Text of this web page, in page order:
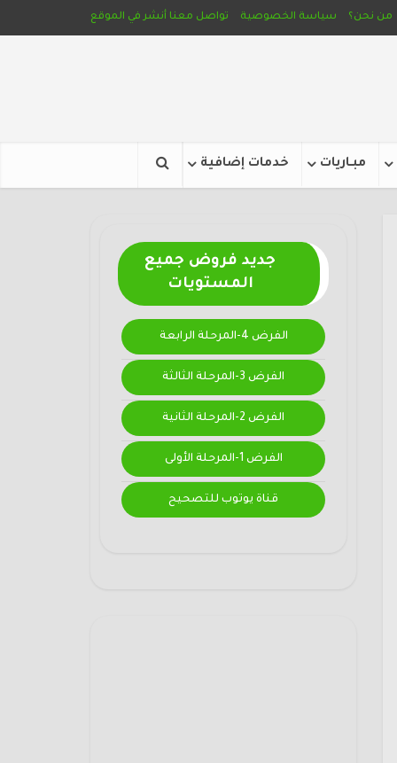
من نحن؟ سياسة الخصوصية تواصل معنا أنشر في الموقع
مبـاريات خدمات إضافية
جديد فروض جميع
المستويات
الفرض 4-المرحلة الرابعة
الفرض 3-المرحلة الثالثة
الفرض 2-المرحلة الثانية
الفرض 1-المرحلة الأولى
قناة يوتوب للتصحيح